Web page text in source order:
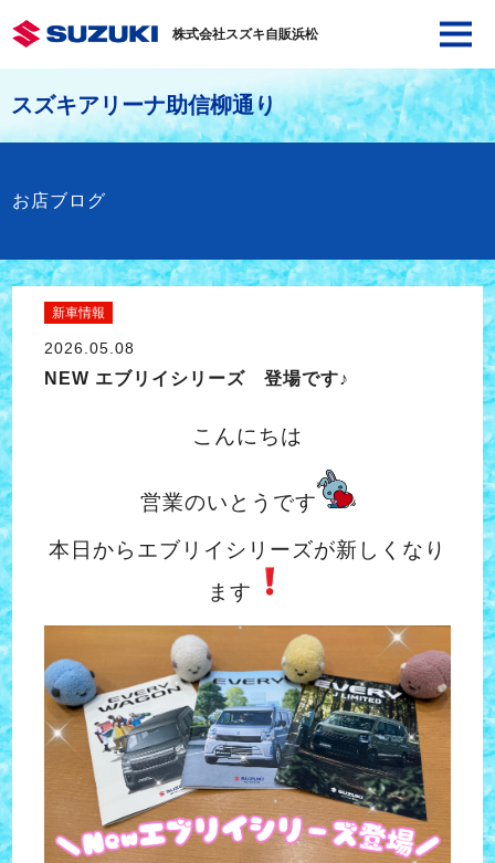
株式会社スズキ自販浜松
スズキアリーナ助信柳通り
お店ブログ
新車情報
2026.05.08
NEW エブリイシリーズ 登場です♪
こんにちは
営業のいとうです
本日からエブリイシリーズが新しくなり
ます